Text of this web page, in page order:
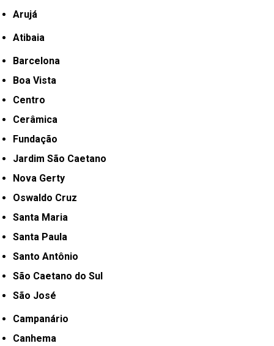
Arujá
Atibaia
Barcelona
Boa Vista
Centro
Cerâmica
Fundação
Jardim São Caetano
Nova Gerty
Oswaldo Cruz
Santa Maria
Santa Paula
Santo Antônio
São Caetano do Sul
São José
Campanário
Canhema